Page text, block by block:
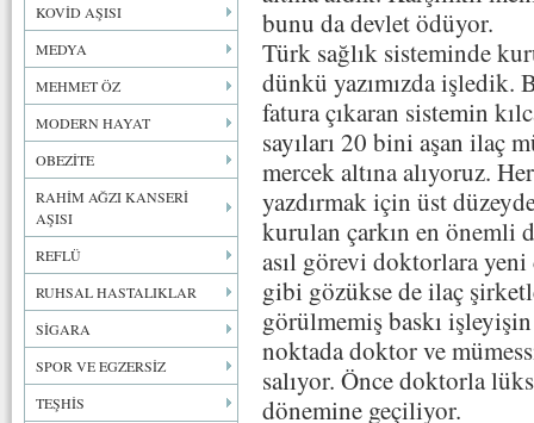
KOVİD AŞISI
MEDYA
MEHMET ÖZ
MODERN HAYAT
OBEZİTE
RAHİM AĞZI KANSERİ
AŞISI
REFLÜ
RUHSAL HASTALIKLAR
SİGARA
SPOR VE EGZERSİZ
TEŞHİS
bunu da devlet ödüyor.
Türk sağlık sisteminde
dünkü yazımızda işledik.
fatura çıkaran sistemin
sayıları 20 bini aşan ilaç
mercek altına alıyoruz.
yazdırmak için üst
kurulan çarkın en
asıl görevi doktorlara yeni
gibi gözükse de ilaç
görülmemiş baskı
noktada doktor ve
salıyor. Önce doktorla
dönemine geçiliyor.